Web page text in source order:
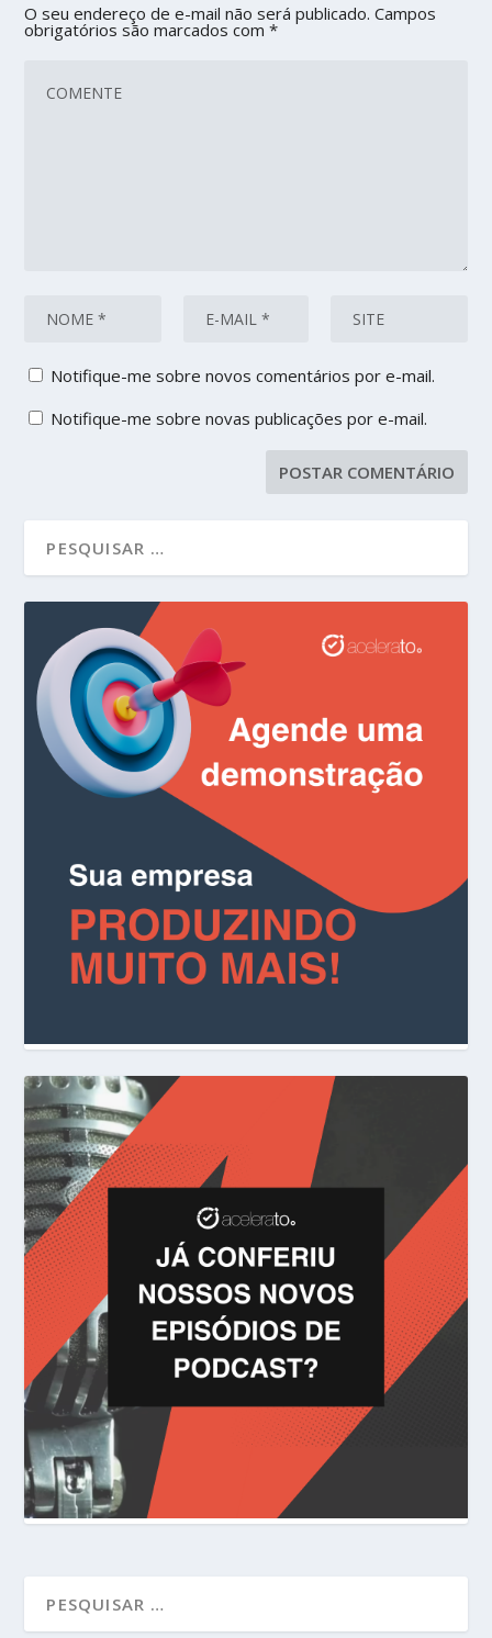
O seu endereço de e-mail não será publicado. Campos
obrigatórios são marcados com*
Notifique-me sobre novos comentários por e-mail.
Notifique-me sobre novas publicações por e-mail.